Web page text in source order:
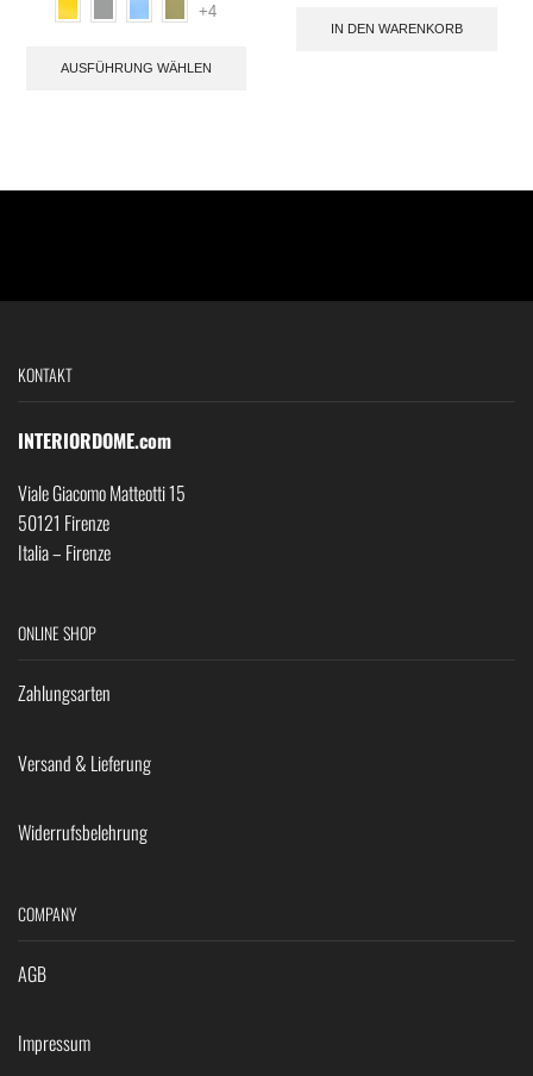
+4
AUSFÜHRUNG WÄHLEN
IN DEN WARENKORB
KONTAKT
INTERIORDOME.com
Viale Giacomo Matteotti 15
50121 Firenze
Italia – Firenze
ONLINE SHOP
Zahlungsarten
Versand & Lieferung
Widerrufsbelehrung
COMPANY
AGB
Impressum